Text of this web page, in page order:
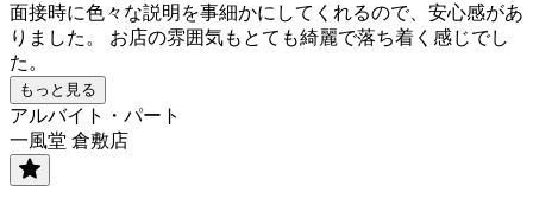
面接時に色々な説明を事細かにしてくれるので、安心感があ
りました。 お店の雰囲気もとても綺麗で落ち着く感じでし
た。
もっと見る
アルバイト・パート
一風堂 倉敷店